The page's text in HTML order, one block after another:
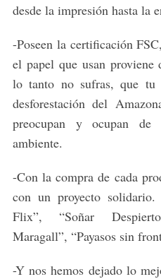
desde la impresión hasta la
-Poseen la certificación
el papel que usan proviene
lo tanto no sufras, que
desforestación del
preocupan y ocupan
ambiente.
-Con la compra de cada
con un proyecto
Flix”, “Soñar
Maragall”, “Payasos sin
-Y nos hemos dejado lo